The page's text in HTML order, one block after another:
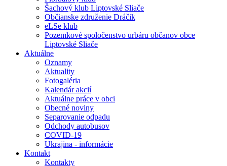
Šachový klub Liptovské Sliače
Občianske združenie Dráčik
eLSe klub
Pozemkové spoločenstvo urbáru občanov obce
Liptovské Sliače
Aktuálne
Oznamy
Aktuality
Fotogaléria
Kalendár akcií
Aktuálne práce v obci
Obecné noviny
Separovanie odpadu
Odchody autobusov
COVID-19
Ukrajina - informácie
Kontakt
Kontakty